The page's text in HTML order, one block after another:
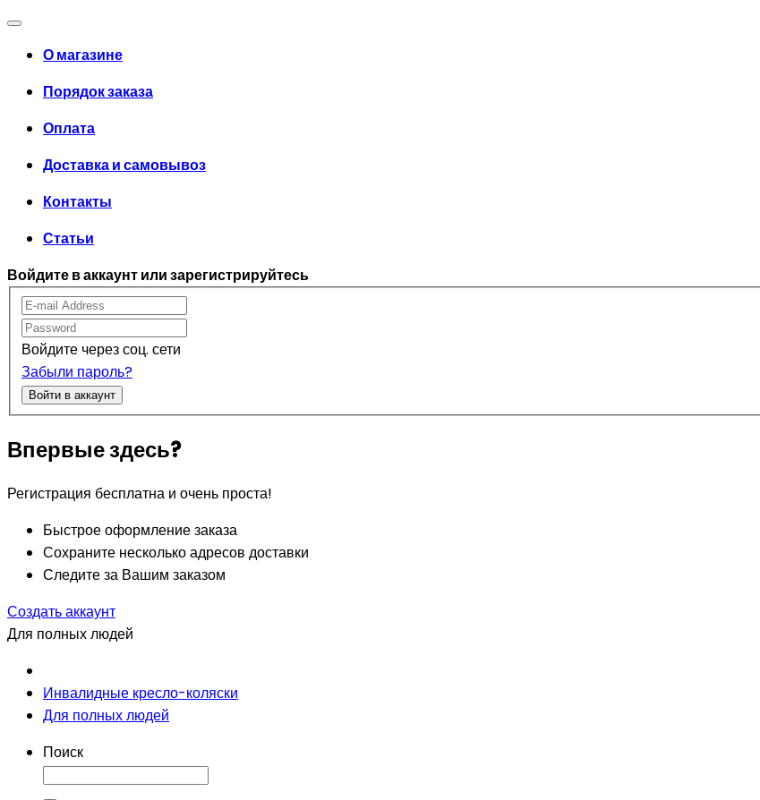
О магазине
Порядок заказа
Оплата
Доставка и самовывоз
Контакты
Статьи
Войдите в аккаунт или зарегистрируйтесь
Войдите через соц. сети
Забыли пароль?
Войти в аккаунт
Впервые здесь?
Регистрация бесплатна и очень проста!
Быстрое оформление заказа
Сохраните несколько адресов доставки
Следите за Вашим заказом
Создать аккаунт
Для полных людей
Инвалидные кресло-коляски
Для полных людей
Поиск